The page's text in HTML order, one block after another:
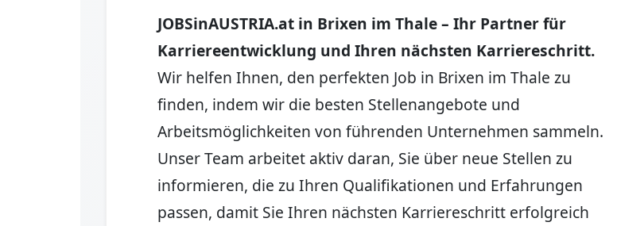
JOBSinAUSTRIA.at in Brixen im Thale – Ihr Partner für
Karriereentwicklung und Ihren nächsten Karriereschritt.
Wir helfen Ihnen, den perfekten Job in Brixen im Thale zu
finden, indem wir die besten Stellenangebote und
Arbeitsmöglichkeiten von führenden Unternehmen sammeln.
Unser Team arbeitet aktiv daran, Sie über neue Stellen zu
informieren, die zu Ihren Qualifikationen und Erfahrungen
passen, damit Sie Ihren nächsten Karriereschritt erfolgreich